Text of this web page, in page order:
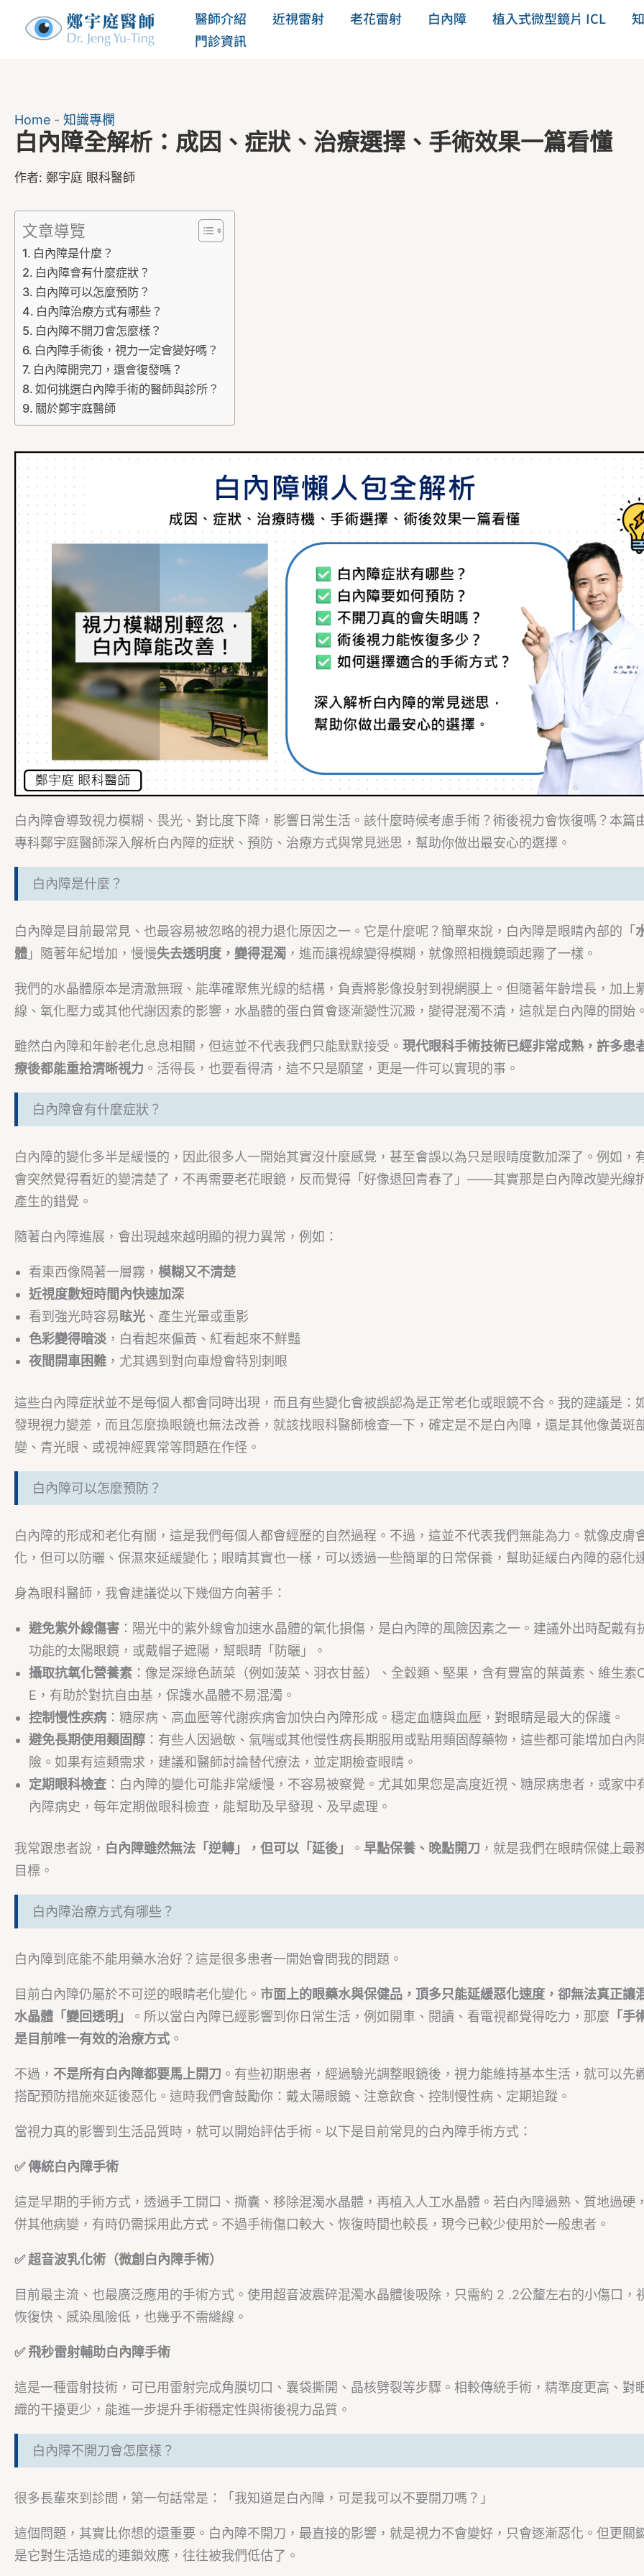
醫師介紹 近視雷射 老花雷射 白內障 植入式微型鏡片 ICL
門診資訊
Home - 知識專欄
白內障全解析：成因、症狀、治療選擇、手術效果一篇看懂
作者: 鄭宇庭 眼科醫師
文章導覽
白內障是什麼？
白內障會有什麼症狀？
白內障可以怎麼預防？
白內障治療方式有哪些？
白內障不開刀會怎麼樣？
白內障手術後，視力一定會變好嗎？
白內障開完刀，還會復發嗎？
如何挑選白內障手術的醫師與診所？
關於鄭宇庭醫師
白內障會導致視力模糊、畏光、對比度下降，影響日常生活。該什麼時候考慮手術？術後視力會恢復嗎？本篇
專科鄭宇庭醫師深入解析白內障的症狀、預防、治療方式與常見迷思，幫助你做出最安心的選擇。
白內障是什麼？
白內障是目前最常見、也最容易被忽略的視力退化原因之一。它是什麼呢？簡單來說，白內障是眼睛內部的「
體 」隨著年紀增加，慢慢失去透明度，變得混濁 ，進而讓視線變得模糊，就像照相機鏡頭起霧了一樣。
我們的水晶體原本是清澈無瑕、能準確聚焦光線的結構，負責將影像投射到視網膜上。但隨著年齡增長，加上
線、氧化壓力或其他代謝因素的影響，水晶體的蛋白質會逐漸變性沉澱，變得混濁不清，這就是白內障的開始。
雖然白內障和年齡老化息息相關，但這並不代表我們只能默默接受。 現代眼科手術技術已經非常成熟，許多患
療後都能重拾清晰視力 。活得長，也要看得清，這不只是願望，更是一件可以實現的事。
白內障會有什麼症狀？
白內障的變化多半是緩慢的，因此很多人一開始其實沒什麼感覺，甚至會誤以為只是眼睛度數加深了。例如，
會突然覺得看近的變清楚了，不再需要老花眼鏡，反而覺得「好像退回青春了」——其實那是白內障改變光線
產生的錯覺。
隨著白內障進展，會出現越來越明顯的視力異常，例如：
看東西像隔著一層霧， 模糊又不清楚
近視度數短時間內快速加深
看到強光時容易 眩光 、產生光暈或重影
色彩變得暗淡 ，白看起來偏黃、紅看起來不鮮豔
夜間開車困難 ，尤其遇到對向車燈會特別刺眼
這些白內障症狀並不是每個人都會同時出現，而且有些變化會被誤認為是正常老化或眼鏡不合。我的建議是：
發現視力變差，而且怎麼換眼鏡也無法改善，就該找眼科醫師檢查一下，確定是不是白內障，還是其他像黃斑
變、青光眼、或視神經異常等問題在作怪。
白內障可以怎麼預防？
白內障的形成和老化有關，這是我們每個人都會經歷的自然過程。不過，這並不代表我們無能為力。就像皮膚
化，但可以防曬、保濕來延緩變化；眼睛其實也一樣，可以透過一些簡單的日常保養，幫助延緩白內障的惡化
身為眼科醫師，我會建議從以下幾個方向著手：
避免紫外線傷害 ：陽光中的紫外線會加速水晶體的氧化損傷，是白內障的風險因素之一。建議外出時配戴有
功能的太陽眼鏡，或戴帽子遮陽，幫眼睛「防曬」。
攝取抗氧化營養素 ：像是深綠色蔬菜（例如菠菜、羽衣甘藍）、全穀類、堅果，含有豐富的葉黃素、維生素
E，有助於對抗自由基，保護水晶體不易混濁。
控制慢性疾病 ：糖尿病、高血壓等代謝疾病會加快白內障形成。穩定血糖與血壓，對眼睛是最大的保護。
避免長期使用類固醇 ：有些人因過敏、氣喘或其他慢性病長期服用或點用類固醇藥物，這些都可能增加白內
險。如果有這類需求，建議和醫師討論替代療法，並定期檢查眼睛。
定期眼科檢查 ：白內障的變化可能非常緩慢，不容易被察覺。尤其如果您是高度近視、糖尿病患者，或家中
內障病史，每年定期做眼科檢查，能幫助及早發現、及早處理。
我常跟患者說， 白內障雖然無法「逆轉」，但可以「延後」 。 早點保養、晚點開刀 ，就是我們在眼睛保健上最
目標。
白內障治療方式有哪些？
白內障到底能不能用藥水治好？這是很多患者一開始會問我的問題。
目前白內障仍屬於不可逆的眼睛老化變化。 市面上的眼藥水與保健品，頂多只能延緩惡化速度，卻無法真正讓
水晶體「變回透明」
。所以當白內障已經影響到你日常生活，例如開車、閱讀、看電視都覺得吃力，那麼 「手
是目前唯一有效的治療方式 。
不過， 不是所有白內障都要馬上開刀 。有些初期患者，經過驗光調整眼鏡後，視力能維持基本生活，就可以先
搭配預防措施來延後惡化。這時我們會鼓勵你：戴太陽眼鏡、注意飲食、控制慢性病、定期追蹤。
當視力真的影響到生活品質時，就可以開始評估手術。以下是目前常見的白內障手術方式：
✅ 傳統白內障手術
這是早期的手術方式，透過手工開口、撕囊、移除混濁水晶體，再植入人工水晶體。若白內障過熟、質地過硬
併其他病變，有時仍需採用此方式。不過手術傷口較大、恢復時間也較長，現今已較少使用於一般患者。
✅ 超音波乳化術（微創白內障手術）
目前最主流、也最廣泛應用的手術方式。使用超音波震碎混濁水晶體後吸除，只需約 2 .2公釐左右的小傷口，
恢復快、感染風險低，也幾乎不需縫線。
✅ 飛秒雷射輔助白內障手術
這是一種雷射技術，可已用雷射完成角膜切口、囊袋撕開、晶核劈裂等步驟。相較傳統手術，精準度更高、對
織的干擾更少，能進一步提升手術穩定性與術後視力品質。
白內障不開刀會怎麼樣？
很多長輩來到診間，第一句話常是：「我知道是白內障，可是我可以不要開刀嗎？」
這個問題，其實比你想的還重要。白內障不開刀，最直接的影響，就是視力不會變好，只會逐漸惡化。但更關
是它對生活造成的連鎖效應，往往被我們低估了。